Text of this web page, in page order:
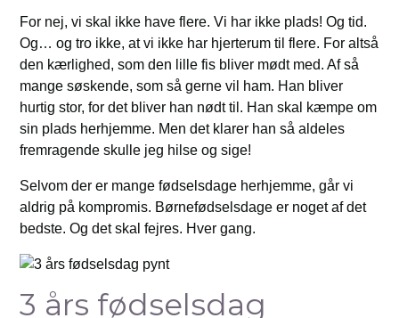
For nej, vi skal ikke have flere. Vi har ikke plads! Og tid.
Og… og tro ikke, at vi ikke har hjerterum til flere. For altså
den kærlighed, som den lille fis bliver mødt med. Af så
mange søskende, som så gerne vil ham. Han bliver
hurtig stor, for det bliver han nødt til. Han skal kæmpe om
sin plads herhjemme. Men det klarer han så aldeles
fremragende skulle jeg hilse og sige!
Selvom der er mange fødselsdage herhjemme, går vi
aldrig på kompromis. Børnefødselsdage er noget af det
bedste. Og det skal fejres. Hver gang.
3 års fødselsdag